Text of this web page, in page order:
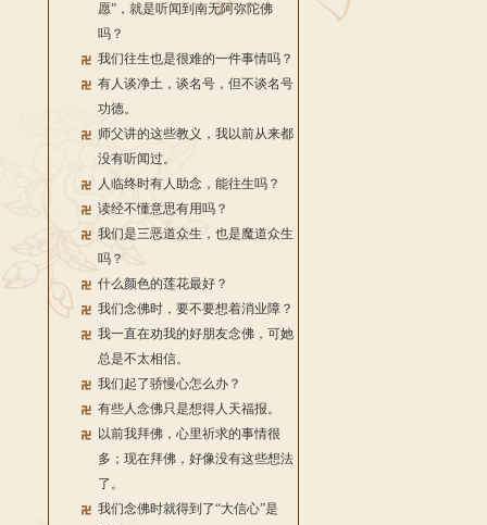
愿”，就是听闻到南无阿弥陀佛
吗？
我们往生也是很难的一件事情吗？
有人谈净土，谈名号，但不谈名号
功德。
师父讲的这些教义，我以前从来都
没有听闻过。
人临终时有人助念，能往生吗？
读经不懂意思有用吗？
我们是三恶道众生，也是魔道众生
吗？
什么颜色的莲花最好？
我们念佛时，要不要想着消业障？
我一直在劝我的好朋友念佛，可她
总是不太相信。
我们起了骄慢心怎么办？
有些人念佛只是想得人天福报。
以前我拜佛，心里祈求的事情很
多；现在拜佛，好像没有这些想法
了。
我们念佛时就得到了“大信心”是